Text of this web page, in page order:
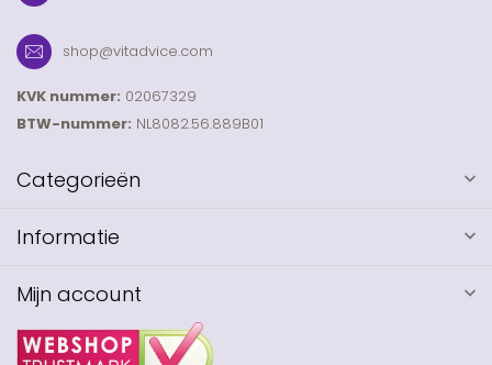
shop@vitadvice.com
KVK nummer: 02067329
BTW-nummer: NL8082.56.889B01
Categorieën
Informatie
Mijn account